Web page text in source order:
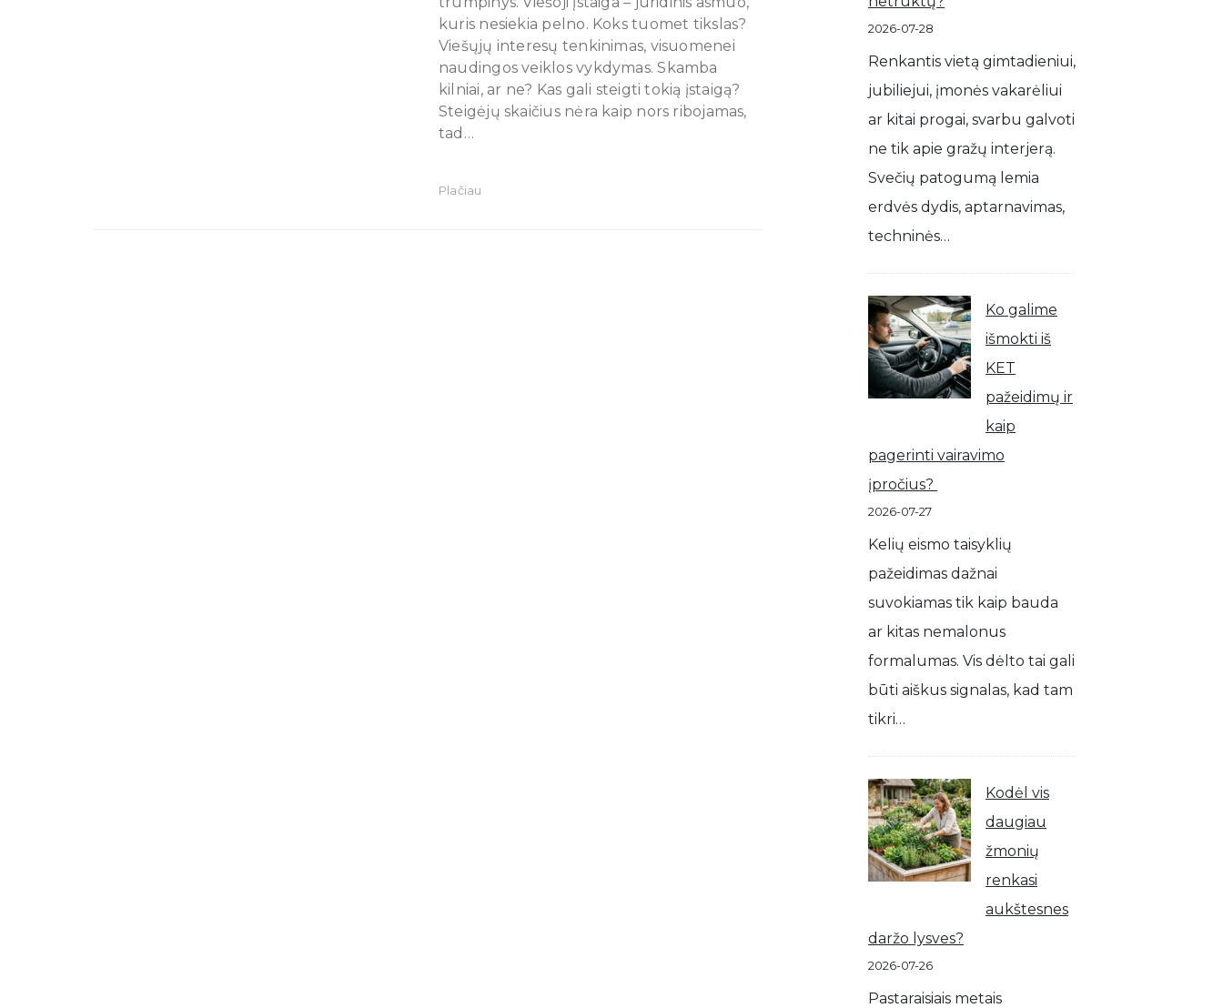
kuris nesiekia pelno. Koks tuomet tikslas?
Viešųjų interesų tenkinimas, visuomenei
naudingos veiklos vykdymas. Skamba
kilniai, ar ne? Kas gali steigti tokią įstaigą?
Steigėjų skaičius nėra kaip nors ribojamas,
tad…
Plačiau
2026-07-28
Renkantis vietą gimtadieniui,
jubiliejui, įmonės vakarėliui
ar kitai progai, svarbu galvoti
ne tik apie gražų interjerą.
Svečių patogumą lemia
erdvės dydis, aptarnavimas,
techninės…
Ko galime
išmokti iš
KET
pažeidimų ir
kaip
pagerinti vairavimo
įpročius?
2026-07-27
Kelių eismo taisyklių
pažeidimas dažnai
suvokiamas tik kaip bauda
ar kitas nemalonus
formalumas. Vis dėlto tai gali
būti aiškus signalas, kad tam
tikri…
Kodėl vis
daugiau
žmonių
renkasi
aukštesnes
daržo lysves?
2026-07-26
Pastaraisiais metais